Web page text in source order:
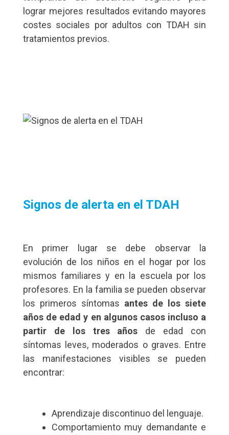
lograr mejores resultados evitando mayores
costes sociales por adultos con TDAH sin
tratamientos previos.
Signos de alerta en el TDAH
En primer lugar se debe observar la
evolución de los niños en el hogar por los
mismos familiares y en la escuela por los
profesores. En la familia se pueden observar
los primeros síntomas antes de los siete
años de edad y en algunos casos incluso a
partir de los tres años de edad con
síntomas leves, moderados o graves. Entre
las manifestaciones visibles se pueden
encontrar:
Aprendizaje discontinuo del lenguaje.
Comportamiento muy demandante e